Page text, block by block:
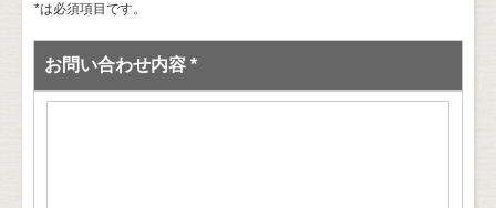
*は必須項目です。
お問い合わせ内容 *